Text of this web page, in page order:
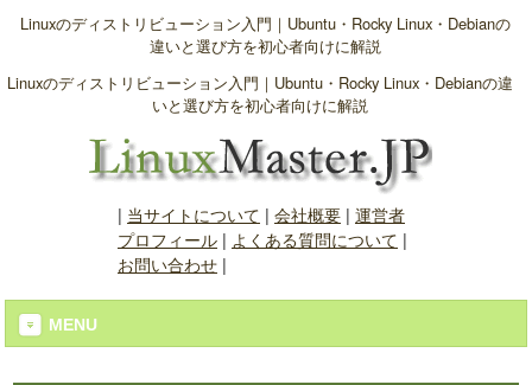
Linuxのディストリビューション入門｜Ubuntu・Rocky Linux・Debianの
違いと選び方を初心者向けに解説
Linuxのディストリビューション入門｜Ubuntu・Rocky Linux・Debianの違
いと選び方を初心者向けに解説
| 当サイトについて | 会社概要| 運営者
プロフィール| よくある質問について |
お問い合わせ|
MENU